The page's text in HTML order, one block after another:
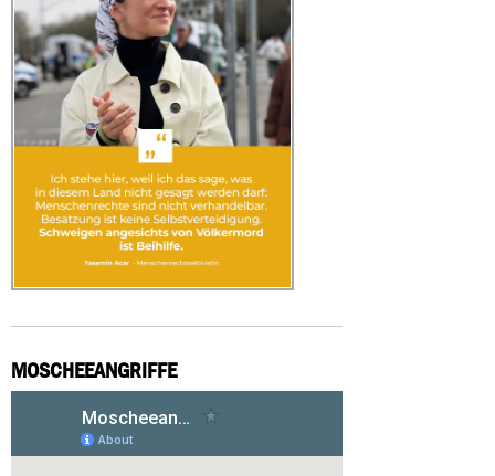
MOSCHEEANGRIFFE